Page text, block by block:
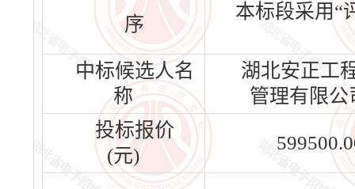
序
本标段采用“
中标候选人名
称
湖北安正工
管理有限公
投标报价
(元)